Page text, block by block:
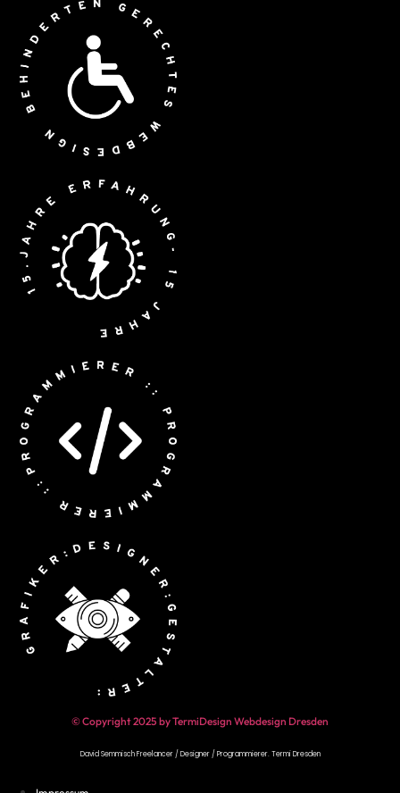
© Copyright 2025 by TermiDesign Webdesign Dresden
David Semmisch Freelancer / Designer / Programmierer.Termi Dresden